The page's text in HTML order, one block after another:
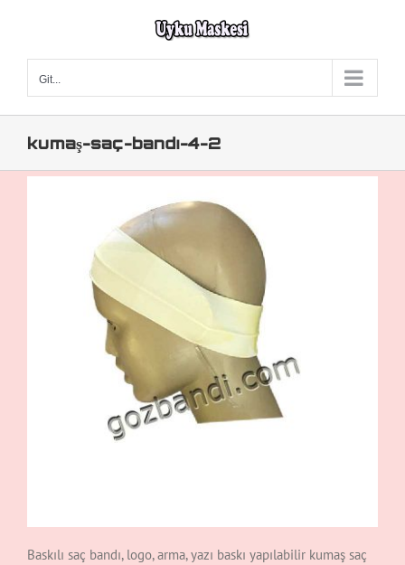
Git...
kumaş-saç-bandı-4-2
Baskılı saç bandı, logo, arma, yazı baskı yapılabilir kumaş saç